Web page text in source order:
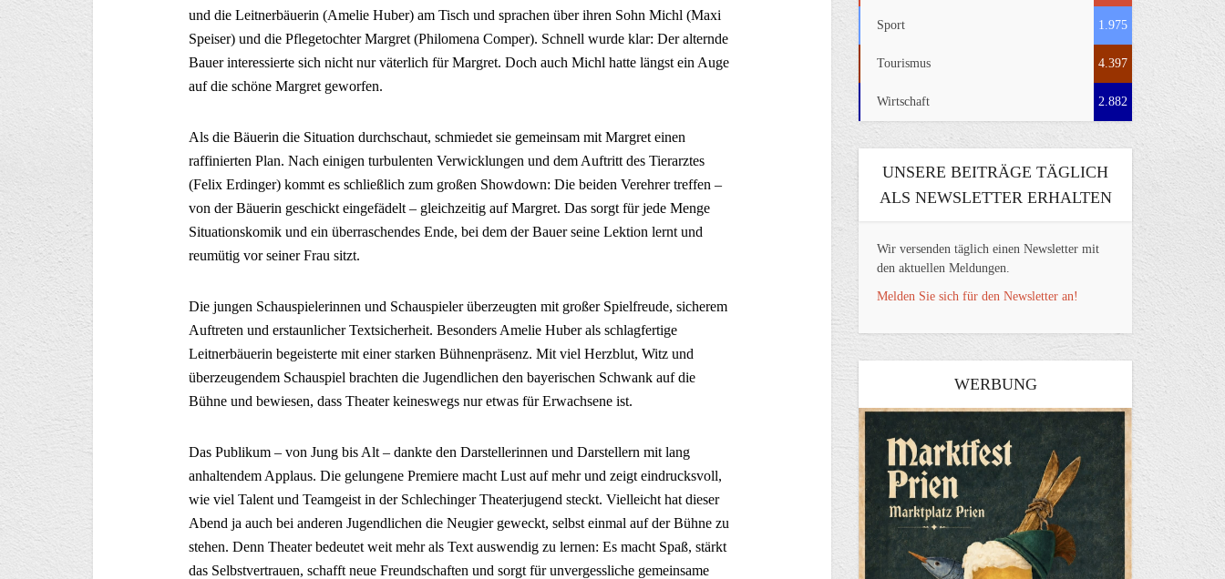
und die Leitnerbäuerin (Amelie Huber) am Tisch und sprachen über ihren Sohn Michl (Maxi
Speiser) und die Pflegetochter Margret (Philomena Comper). Schnell wurde klar: Der alternde
Bauer interessierte sich nicht nur väterlich für Margret. Doch auch Michl hatte längst ein Auge
auf die schöne Margret geworfen.
Als die Bäuerin die Situation durchschaut, schmiedet sie gemeinsam mit Margret einen
raffinierten Plan. Nach einigen turbulenten Verwicklungen und dem Auftritt des Tierarztes
(Felix Erdinger) kommt es schließlich zum großen Showdown: Die beiden Verehrer treffen –
von der Bäuerin geschickt eingefädelt – gleichzeitig auf Margret. Das sorgt für jede Menge
Situationskomik und ein überraschendes Ende, bei dem der Bauer seine Lektion lernt und
reumütig vor seiner Frau sitzt.
Die jungen Schauspielerinnen und Schauspieler überzeugten mit großer Spielfreude, sicherem
Auftreten und erstaunlicher Textsicherheit. Besonders Amelie Huber als schlagfertige
Leitnerbäuerin begeisterte mit einer starken Bühnenpräsenz. Mit viel Herzblut, Witz und
überzeugendem Schauspiel brachten die Jugendlichen den bayerischen Schwank auf die
Bühne und bewiesen, dass Theater keineswegs nur etwas für Erwachsene ist.
Das Publikum – von Jung bis Alt – dankte den Darstellerinnen und Darstellern mit lang
anhaltendem Applaus. Die gelungene Premiere macht Lust auf mehr und zeigt eindrucksvoll,
wie viel Talent und Teamgeist in der Schlechinger Theaterjugend steckt. Vielleicht hat dieser
Abend ja auch bei anderen Jugendlichen die Neugier geweckt, selbst einmal auf der Bühne zu
stehen. Denn Theater bedeutet weit mehr als Text auswendig zu lernen: Es macht Spaß, stärkt
das Selbstvertrauen, schafft neue Freundschaften und sorgt für unvergessliche gemeinsame
Sport 1.975
Tourismus 4.397
Wirtschaft 2.882
UNSERE BEITRÄGE TÄGLICH
ALS NEWSLETTER ERHALTEN
Wir versenden täglich einen Newsletter mit
den aktuellen Meldungen.
Melden Sie sich für den Newsletter an!
WERBUNG